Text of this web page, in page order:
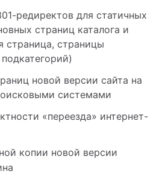
редиректов для статичных
страниц каталога и
страница, страницы
новой версии сайта на
системами
«переезда» интернет-
копии новой версии